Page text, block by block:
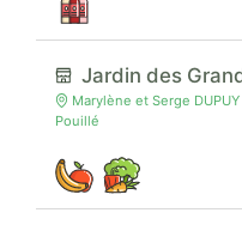
Jardin des
Marylène et Serge
Pouillé